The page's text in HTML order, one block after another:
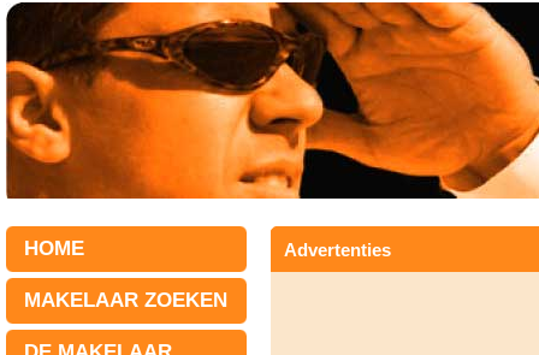
HOME
MAKELAAR ZOEKEN
Advertenties